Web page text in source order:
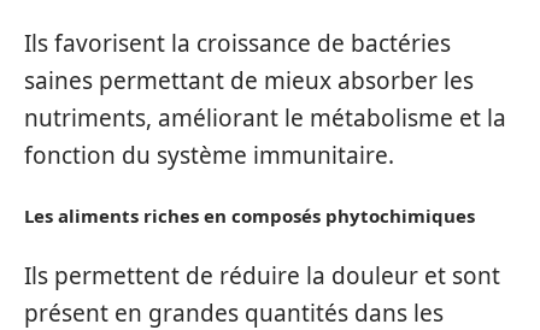
Ils favorisent la croissance de bactéries
saines permettant de mieux absorber les
nutriments, améliorant le métabolisme et la
fonction du système immunitaire.
Les aliments riches en composés phytochimiques
Ils permettent de réduire la douleur et sont
présent en grandes quantités dans les